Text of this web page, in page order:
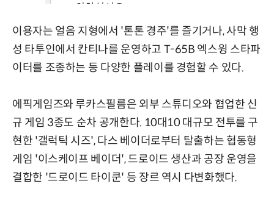
이용자는 얼음 지형에서 '톤톤 경주'를 즐기거나, 사막 행
성 타투인에서 칸티나를 운영하고 T-65B 엑스윙 스타파
이터를 조종하는 등 다양한 플레이를 경험할 수 있다.
에픽게임즈와 루카스필름은 외부 스튜디오와 협업한 신
규 게임 3종도 순차 공개한다. 10대10 대규모 전투를 구
현한 '갤럭틱 시즈', 다스 베이더로부터 탈출하는 협동형
게임 '이스케이프 베이더', 드로이드 생산과 공장 운영을
결합한 '드로이드 타이쿤' 등 장르 역시 다변화했다.